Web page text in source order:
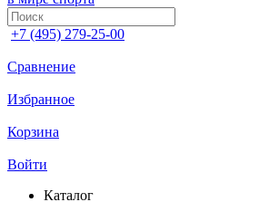
+7 (495) 279-25-00
Сравнение
Избранное
Корзина
Войти
Каталог